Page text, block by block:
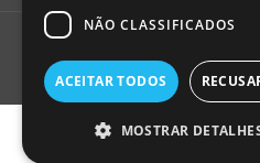
1999 - 2026
Pavilhão do
NÃO CLASSIFICADOS
ACEITAR TODOS
MOSTRAR